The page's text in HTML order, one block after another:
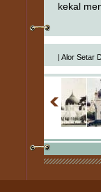
kekal
| Alor Setar